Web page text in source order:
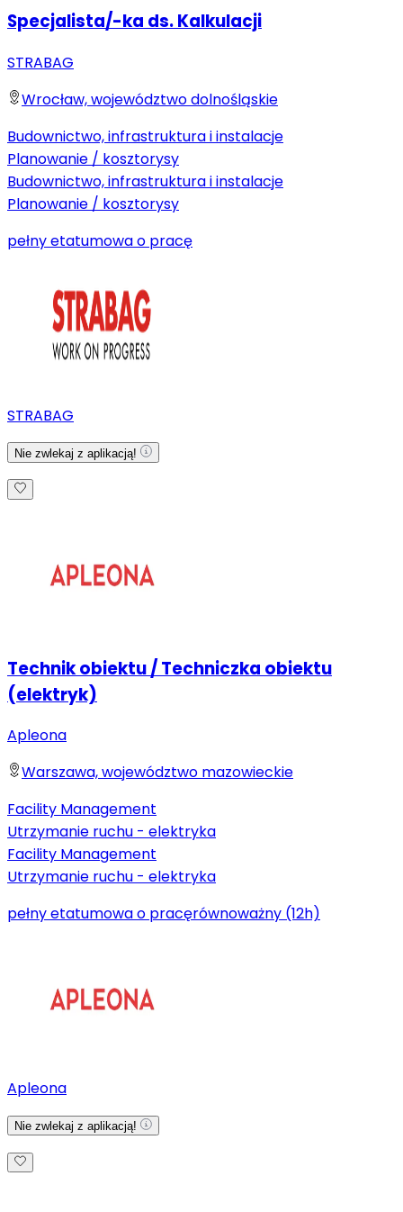
Specjalista/-ka ds. Kalkulacji
STRABAG
Wrocław, województwo dolnośląskie
Budownictwo, infrastruktura i instalacje
Planowanie / kosztorysy
Budownictwo, infrastruktura i instalacje
Planowanie / kosztorysy
pełny etatumowa o pracę
STRABAG
Nie zwlekaj z aplikacją!
Technik obiektu / Techniczka obiektu
(elektryk)
Apleona
Warszawa, województwo mazowieckie
Facility Management
Utrzymanie ruchu - elektryka
Facility Management
Utrzymanie ruchu - elektryka
pełny etatumowa o pracęrównoważny (12h)
Apleona
Nie zwlekaj z aplikacją!